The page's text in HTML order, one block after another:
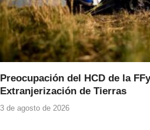
Preocupación del HCD de la
Extranjerización de Tierras
3 de agosto de 2026